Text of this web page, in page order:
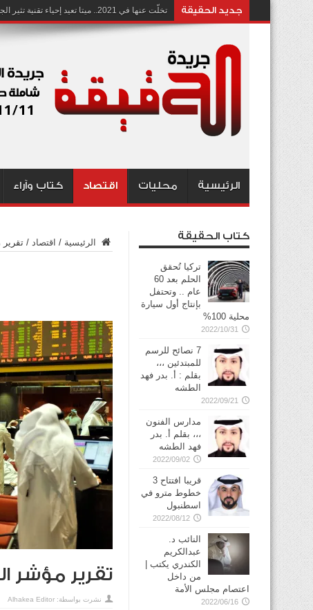
جديد الحقيقة تخلّت عنها في 2021.. ميتا تعيد إحياء تقنية تثير الجدل بشأن انتهاك الخصوصية
الرئيسية محليات اقتصاد كتاب وآراء
الرئيسية / اقتصاد /
تقرير مؤشر
نشرت بواسطة: Alhakea Editor
كتاب الحقيقة
تركيا تُحقق
الحلم بعد 60
عام .. وتحتفل
بإنتاج أول سيارة
محلية 100%
2022/10/31
7 نصائح للرسم
للمبتدئين ،،،
بقلم : أ. بدر فهد
الطشه
2022/09/21
مدارس الفنون
،،، بقلم أ. بدر
فهد الطشه
2022/09/02
قريبا افتتاح 3
خطوط مترو في
2022/08/12
النائب د.
عبدالكريم
الكندري يكتب |
من داخل
اعتصام مجلس الأمة
2022/06/16